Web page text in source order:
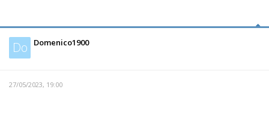
Do Domenico1900
27/05/2023, 19:00